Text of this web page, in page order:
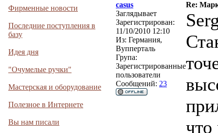
Фирменные новости
Последние поступления в
базу
Идея дня
"Очумелые ручки"
Мастерская и оборудование
Полезное в Интернете
Вы нам писали
casus
Re:
Заглядывает
Зарегистрирован:
11/10/2010 12:10
Из: Германия,
Вупперталь
Група:
Зарегистрированные
пользователи
Сообщений: 23
что